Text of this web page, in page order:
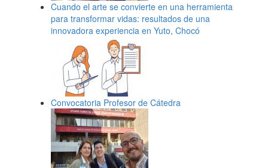
Cuando el arte se convierte en una herramienta
para transformar vidas: resultados de una
innovadora experiencia en Yuto, Chocó
Convocatoria Profesor de Cátedra